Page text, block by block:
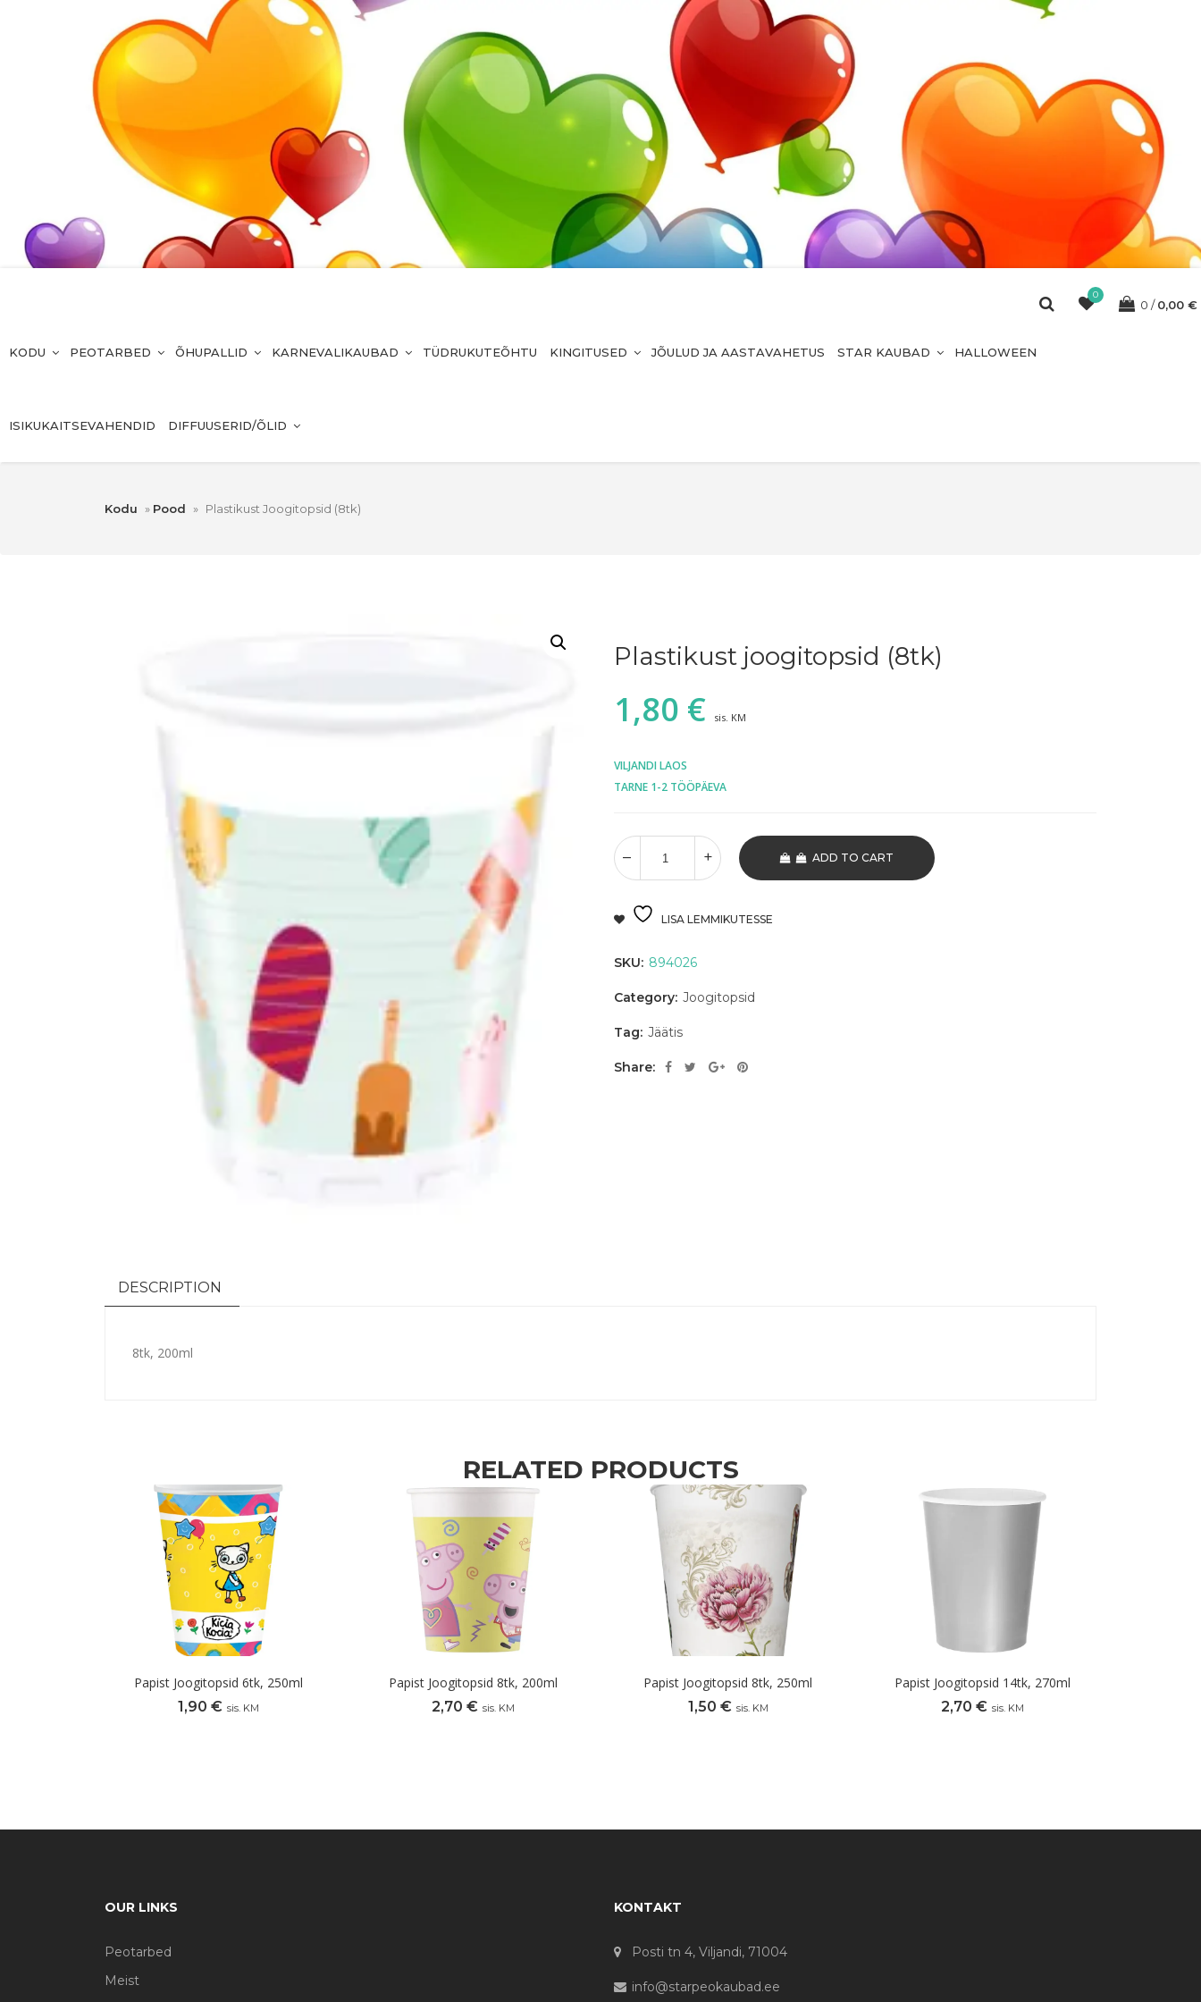
0
0 0,00 €
KODU PEOTARBED ÕHUPALLID KARNEVALIKAUBAD TÜDRUKUTEÕHTU KINGITUSED JÕULUD JA AASTAVAHETUS STAR KAUBAD HALLOWEEN
ISIKUKAITSEVAHENDID DIFFUUSERID/ÕLID
Kodu » Pood » Plastikust Joogitopsid (8tk)
Plastikust joogitopsid (8tk)
1,80 € sis. KM
VILJANDI LAOS
TARNE 1-2 TÖÖPÄEVA
ADD TO CART
LISA LEMMIKUTESSE
SKU: 894026
Category: Joogitopsid
Tag: Jäätis
Share:
DESCRIPTION
8tk, 200ml
RELATED PRODUCTS
Papist Joogitopsid 6tk, 250ml
1,90 € sis. KM
Papist Joogitopsid 8tk, 200ml
2,70 € sis. KM
Papist Joogitopsid 8tk, 250ml
1,50 € sis. KM
Papist Joogitopsid 14tk, 270ml
2,70 € sis. KM
OUR LINKS
Peotarbed
Meist
KONTAKT
Posti tn 4, Viljandi, 71004
info@starpeokaubad.ee